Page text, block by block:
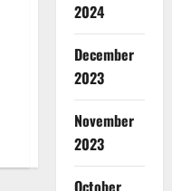
2024
December
2023
November
2023
October